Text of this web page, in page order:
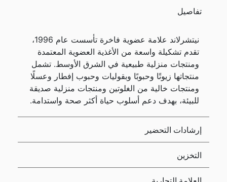
تفاصيل
نيتشرلاند علامة عضوية فاخرة تأسست عام 1996،
تقدم تشكيلة واسعة من الأغذية العضوية المعتمدة
ومنتجات منزلية طبيعية في الشرق الأوسط. تشمل
منتجاتها زيوتًا وحبوبًا وبقوليات وحبوب إفطار وعسلًا
ومنتجات خالية من الغلوتين ومنتجات منزلية صديقة
للبيئة، بهدف دعم أسلوب حياة أكثر صحة واستدامة.
إرشادات التحضير
التخزين